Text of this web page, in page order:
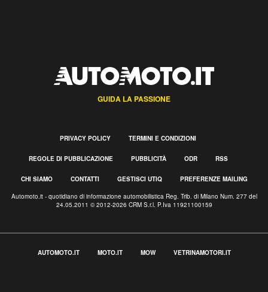
GUIDA LA PASSIONE
PRIVACY POLICY TERMINI E CONDIZIONI
REGOLE DI PUBBLICAZIONE PUBBLICITÀ ODR RSS
CHI SIAMO CONTATTI GESTISCI UTIQ PREFERENZE MAILING
Automoto.it - quotidiano di informazione automobilistica Reg. Trib. di Milano Num. 277 del
24.05.2011 © 2012-2026 CRM S.r.l. P.Iva 11921100159
AUTOMOTO.IT MOTO.IT MOW VETRINAMOTORI.IT